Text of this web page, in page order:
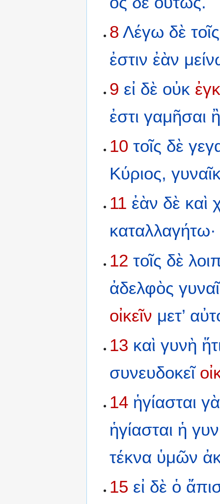
8 Λέγω δὲ τοῖς
ἐστιν ἐὰν
9 εἰ δὲ οὐκ
ἐστι γαμῆσαι
10 τοῖς δὲ
Κύριος,
11 ἐὰν δὲ καὶ
καταλλαγήτω·
12 τοῖς δὲ
ἀδελφὸς
οἰκεῖν μετ’
13 καὶ γυνὴ
συνευδοκεῖ
14 ἡγίασται
ἡγίασται ἡ
τέκνα ὑμῶν
15 εἰ δὲ ὁ